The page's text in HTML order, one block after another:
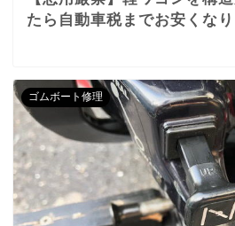
たら自動車税までお安くな
ゴムボート修理